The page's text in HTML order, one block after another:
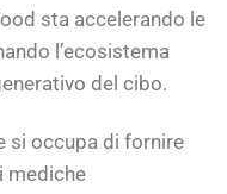
sta accelerando le
l’ecosistema
del cibo.
si occupa di fornire
mediche